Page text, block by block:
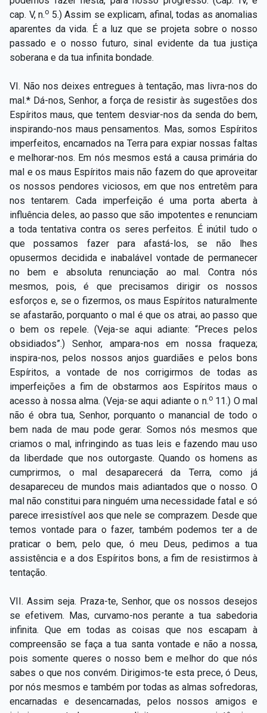
cap. V, n.o 5.) Assim se explicam, afinal, todas as anomalias
aparentes da vida. É a luz que se projeta sobre o nosso
passado e o nosso futuro, sinal evidente da tua justiça
soberana e da tua infinita bondade.
VI. Não nos deixes entregues à tentação, mas livra-nos do
mal.* Dá-nos, Senhor, a força de resistir às sugestões dos
Espíritos maus, que tentem desviar-nos da senda do bem,
inspirando-nos maus pensamentos. Mas, somos Espíritos
imperfeitos, encarnados na Terra para expiar nossas faltas
e melhorar-nos. Em nós mesmos está a causa primária do
mal e os maus Espíritos mais não fazem do que aproveitar
os nossos pendores viciosos, em que nos entretêm para
nos tentarem. Cada imperfeição é uma porta aberta à
influência deles, ao passo que são impotentes e renunciam
a toda tentativa contra os seres perfeitos. É inútil tudo o
que possamos fazer para afastá-los, se não lhes
opusermos decidida e inabalável vontade de permanecer
no bem e absoluta renunciação ao mal. Contra nós
mesmos, pois, é que precisamos dirigir os nossos
esforços e, se o fizermos, os maus Espíritos naturalmente
se afastarão, porquanto o mal é que os atrai, ao passo que
o bem os repele. (Veja-se aqui adiante: “Preces pelos
obsidiados”.) Senhor, ampara-nos em nossa fraqueza;
inspira-nos, pelos nossos anjos guardiães e pelos bons
Espíritos, a vontade de nos corrigirmos de todas as
imperfeições a fim de obstarmos aos Espíritos maus o
acesso à nossa alma. (Veja-se aqui adiante o n.o11.) O mal
não é obra tua, Senhor, porquanto o manancial de todo o
bem nada de mau pode gerar. Somos nós mesmos que
criamos o mal, infringindo as tuas leis e fazendo mau uso
da liberdade que nos outorgaste. Quando os homens as
cumprirmos, o mal desaparecerá da Terra, como já
desapareceu de mundos mais adiantados que o nosso. O
mal não constitui para ninguém uma necessidade fatal e só
parece irresistível aos que nele se comprazem. Desde que
temos vontade para o fazer, também podemos ter a de
praticar o bem, pelo que, ó meu Deus, pedimos a tua
assistência e a dos Espíritos bons, a fim de resistirmos à
tentação.
VII. Assim seja. Praza-te, Senhor, que os nossos desejos
se efetivem. Mas, curvamo-nos perante a tua sabedoria
infinita. Que em todas as coisas que nos escapam à
compreensão se faça a tua santa vontade e não a nossa,
pois somente queres o nosso bem e melhor do que nós
sabes o que nos convém. Dirigimos-te esta prece, ó Deus,
por nós mesmos e também por todas as almas sofredoras,
encarnadas e desencarnadas, pelos nossos amigos e